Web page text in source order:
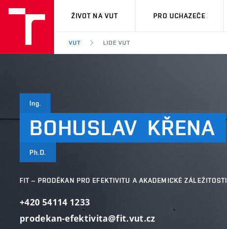
VUT
ŽIVOT NA VUT PRO UCHAZEČE
VUT LIDÉ VUT
Ing.
BOHUSLAV KŘENA
Ph.D.
FIT – PRODĚKAN PRO EFEKTIVITU A AKADEMICKÉ ZÁLEŽITOSTI
+420 54114 1233
prodekan-efektivita@fit.vut.cz